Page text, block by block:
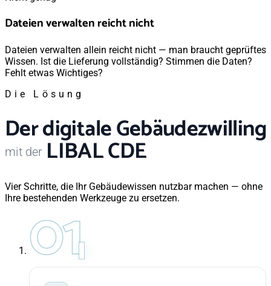
Dateien verwalten reicht nicht
Dateien verwalten allein reicht nicht — man braucht geprüftes
Wissen. Ist die Lieferung vollständig? Stimmen die Daten?
Fehlt etwas Wichtiges?
Die Lösung
Der digitale Gebäudezwilling
mit der LIBAL CDE
Vier Schritte, die Ihr Gebäudewissen nutzbar machen — ohne
Ihre bestehenden Werkzeuge zu ersetzen.
01